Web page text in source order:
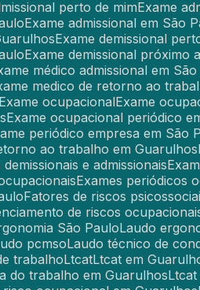
perto de mim Exame
Exame admissional em São
Exame demissional
Exame demissional próximo
médico admissional em
medico de retorno ao
Exame ocupacional Exame
Exame ocupacional periódico
periódico empresa em São
ao trabalho em Guarulhos
demissionais e admissionais
Exames periódicos
Fatores de riscos
de riscos
São Paulo Laudo
pcmso Laudo técnico de
trabalho Ltcat Ltcat em
do trabalho em Guarulhos